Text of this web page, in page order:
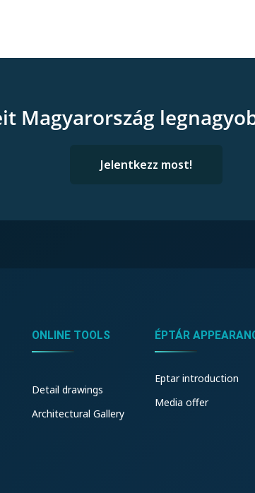
Magyarország
Jelentkezz most!
ONLINE TOOLS
Detail drawings
Architectural Gallery
ÉPTÁR
Eptar introduction
Media offer